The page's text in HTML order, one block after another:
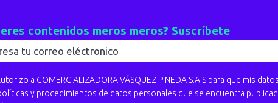
contenidos meros meros? Suscríbete
a COMERCIALIZADORA VÁSQUEZ PINEDA S.A.S para que mis
y procedimientos de datos personales que se encuentra